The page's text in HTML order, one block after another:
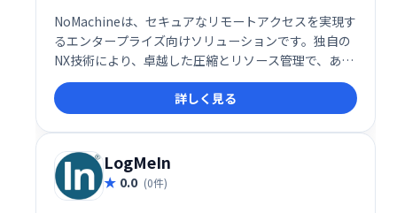
NoMachineは、セキュアなリモートアクセスを実現す
るエンタープライズ向けソリューションです。独自の
NX技術により、卓越した圧縮とリソース管理で、あら
ゆるOS、あらゆるグラフィカルアプリケーションを、
あらゆるネットワーク接続環境で実行可能です。デス
クトップ仮想化やホスト型デスクトップ展開にも対応
し、高いパフォーマンスと安定性を提供します。
詳しく見る
LogMeIn
0.0 (0件)